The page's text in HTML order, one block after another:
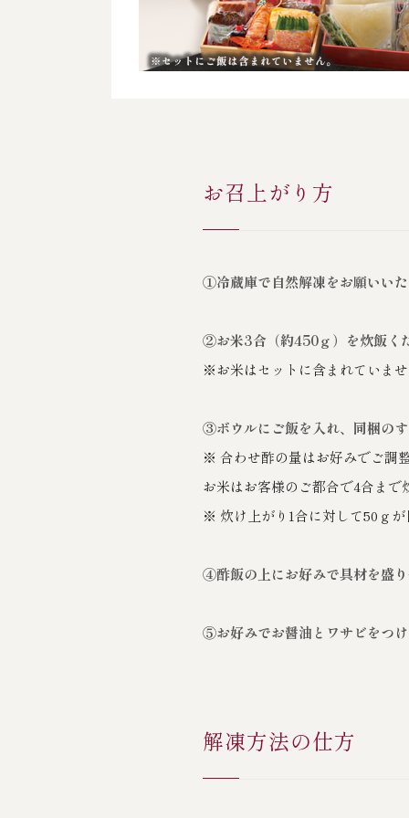
お召上がり方
①冷蔵庫で自然解凍をお願いい
②お米3合（約450ｇ）を炊飯く
※お米はセットに含まれていま
③ボウルにご飯を入れ、同梱の
※ 合わせ酢の量はお好みでご調
お米はお客様のご都合で4合ま
※ 炊け上がり1合に対して50ｇ
④酢飯の上にお好みで具材を盛
⑤お好みでお醤油とワサビをつ
解凍方法の仕方